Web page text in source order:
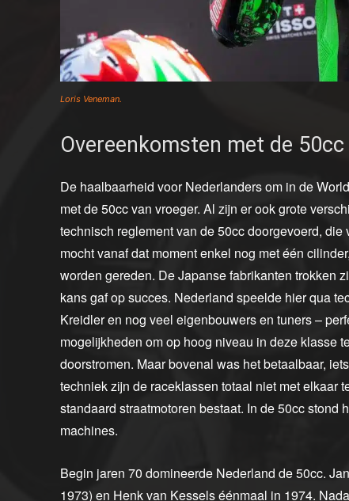
Loris Veneman.
Overeenkomsten met de 50cc
De haalbaarheid voor Nederlanders om in de
met de 50cc van vroeger. Al zijn er ook grote
technisch reglement van de 50cc doorgevoerd,
mocht vanaf dat moment enkel nog met één
worden gereden. De Japanse fabrikanten trokken
kans gaf op succes. Nederland speelde hier qua
Kreidler en nog veel eigenbouwers en tuners –
mogelijkheden om op hoog niveau in deze klasse
doorstromen. Maar bovenal was het betaalbaar,
techniek zijn de raceklassen totaal niet met elkaar
standaard straatmotoren bestaat. In de 50cc
machines.
Begin jaren 70 domineerde Nederland de 50cc.
1973) en Henk van Kessels éénmaal in 1974.